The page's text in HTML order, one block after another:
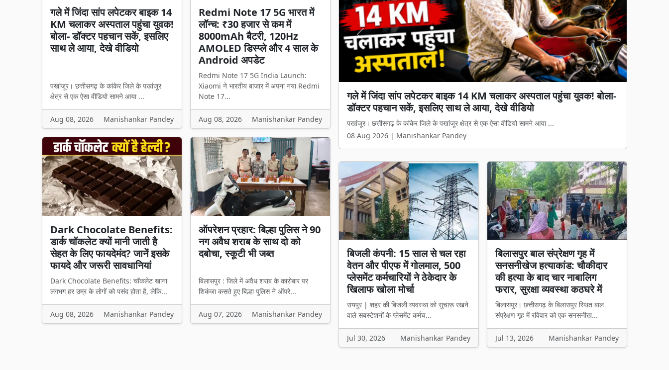
गले में जिंदा सांप लपेटकर बाइक 14
KM चलाकर अस्पताल पहुंचा युवक!
बोला- डॉक्टर पहचान सकें, इसलिए
साथ ले आया, देखे वीडियो
पखांजूर। छत्तीसगढ़ के कांकेर जिले के पखांजूर
क्षेत्र से एक ऐसा वीडियो सामने आया ...
Aug 08, 2026 Manishankar Pandey
Redmi Note 17 5G भारत में
लॉन्च: ₹30 हजार से कम में
8000mAh बैटरी, 120Hz
AMOLED डिस्प्ले और 4 साल के
Android अपडेट
Redmi Note 17 5G India Launch:
Xiaomi ने भारतीय बाजार में अपना नया Redmi
Note 17...
Aug 08, 2026 Manishankar Pandey
Dark Chocolate Benefits:
डार्क चॉकलेट क्यों मानी जाती है
सेहत के लिए फायदेमंद? जानें इसके
फायदे और जरूरी सावधानियां
Dark Chocolate Benefits: चॉकलेट खाना
लगभग हर उम्र के लोगों को पसंद होता है, लेकि...
Aug 08, 2026 Manishankar Pandey
ऑपरेशन प्रहार: बिल्हा पुलिस ने 90
नग अवैध शराब के साथ दो को
दबोचा, स्कूटी भी जब्त
बिलासपुर : जिले में अवैध शराब के कारोबार पर
शिकंजा कसते हुए बिल्हा पुलिस ने ऑपरे...
Aug 07, 2026 Manishankar Pandey
Redmi Note 17 5G भारत में लॉन्च: ₹30 हजार से कम में 8000mAh
बैटरी, 120Hz AMOLED डिस्प्ले और 4 साल के Android अपडेट
Redmi Note 17 5G India Launch: Xiaomi ने भारतीय बाजार में अपना नया Redmi Note 17...
08 Aug 2026 | Manishankar Pandey
Previous Next
बिजली कंपनी: 15 साल से चल रहा
वेतन और पीएफ में गोलमाल, 500
प्लेसमेंट कर्मचारियों ने ठेकेदार के
खिलाफ खोला मोर्चा
रायपुर | शहर की बिजली व्यवस्था को सुचारू रखने
वाले सबस्टेशनों के प्लेसमेंट कर्मच...
Jul 30, 2026 Manishankar Pandey
बिलासपुर बाल संप्रेक्षण गृह में
सनसनीखेज हत्याकांड: चौकीदार
की हत्या के बाद चार नाबालिग
फरार, सुरक्षा व्यवस्था कठघरे में
बिलासपुर। छत्तीसगढ़ के बिलासपुर स्थित बाल
संप्रेक्षण गृह में रविवार को एक सनसनीख...
Jul 13, 2026 Manishankar Pandey